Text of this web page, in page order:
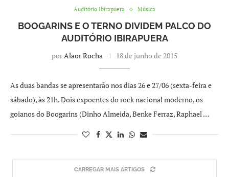
Auditório Ibirapuera Música
BOOGARINS E O TERNO DIVIDEM PALCO DO
AUDITÓRIO IBIRAPUERA
porAlaor Rocha 18 de junho de 2015
As duas bandas se apresentarão nos dias 26 e 27/06 (sexta-feira e
sábado), às 21h. Dois expoentes do rock nacional moderno, os
goianos do Boogarins (Dinho Almeida, Benke Ferraz, Raphael …
CARREGAR MAIS ARTIGOS